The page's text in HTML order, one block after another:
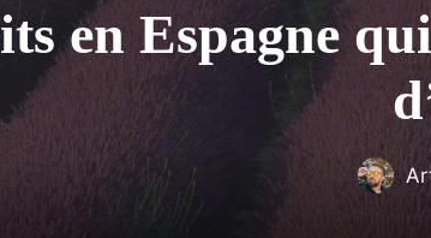
en Espagne